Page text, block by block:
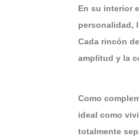
En su interior
personalidad,
Cada rincón
amplitud y la
Como
ideal como
totalmente